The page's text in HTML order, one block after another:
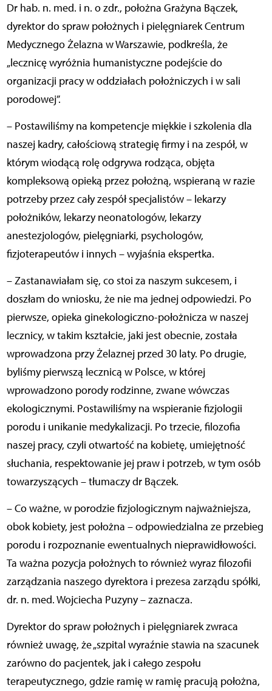
Dr hab. n. med. i n. o zdr., położna Grażyna Bączek,
dyrektor do spraw położnych i pielęgniarek Centrum
Medycznego Żelazna w Warszawie, podkreśla, że
„lecznicę wyróżnia humanistyczne podejście do
organizacji pracy w oddziałach położniczych i w sali
porodowej”.
– Postawiliśmy na kompetencje miękkie i szkolenia dla
naszej kadry, całościową strategię firmy i na zespół, w
którym wiodącą rolę odgrywa rodząca, objęta
kompleksową opieką przez położną, wspieraną w razie
potrzeby przez cały zespół specjalistów – lekarzy
położników, lekarzy neonatologów, lekarzy
anestezjologów, pielęgniarki, psychologów,
fizjoterapeutów i innych – wyjaśnia ekspertka.
– Zastanawiałam się, co stoi za naszym sukcesem, i
doszłam do wniosku, że nie ma jednej odpowiedzi. Po
pierwsze, opieka ginekologiczno-położnicza w naszej
lecznicy, w takim kształcie, jaki jest obecnie, została
wprowadzona przy Żelaznej przed 30 laty. Po drugie,
byliśmy pierwszą lecznicą w Polsce, w której
wprowadzono porody rodzinne, zwane wówczas
ekologicznymi. Postawiliśmy na wspieranie fizjologii
porodu i unikanie medykalizacji. Po trzecie, filozofia
naszej pracy, czyli otwartość na kobietę, umiejętność
słuchania, respektowanie jej praw i potrzeb, w tym osób
towarzyszących – tłumaczy dr Bączek.
– Co ważne, w porodzie fizjologicznym najważniejsza,
obok kobiety, jest położna – odpowiedzialna ze przebieg
porodu i rozpoznanie ewentualnych nieprawidłowości.
Ta ważna pozycja położnych to również wyraz filozofii
zarządzania naszego dyrektora i prezesa zarządu spółki,
dr. n. med. Wojciecha Puzyny – zaznacza.
Dyrektor do spraw położnych i pielęgniarek zwraca
również uwagę, że „szpital wyraźnie stawia na szacunek
zarówno do pacjentek, jak i całego zespołu
terapeutycznego, gdzie ramię w ramię pracują położna,